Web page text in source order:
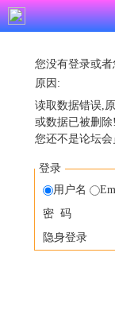
您没有登录或
原因:
读取数据错误,
或数据已被删除!
您还不是论坛
登录
用户名
密 码
隐身登录